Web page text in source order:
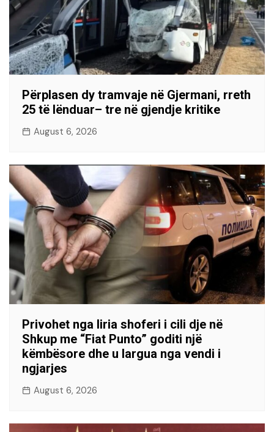
Përplasen dy tramvaje në Gjermani, rreth
25 të lënduar– tre në gjendje kritike
August 6, 2026
Privohet nga liria shoferi i cili dje në
Shkup me “Fiat Punto” goditi një
këmbësore dhe u largua nga vendi i
ngjarjes
August 6, 2026